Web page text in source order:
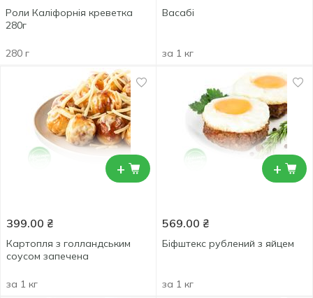
Роли Каліфорнія креветка
280г
280 г
Васабі
за 1 кг
+
399.00 ₴
Картопля з голландським
соусом запечена
за 1 кг
+
569.00 ₴
Біфштекс рублений з яйцем
за 1 кг